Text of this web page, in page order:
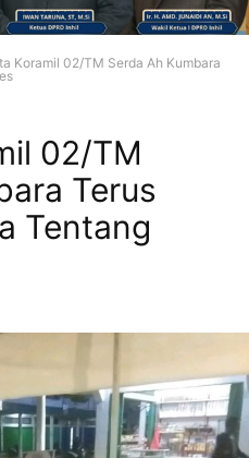
Koramil 02/TM Serda Ah Kumbara
02/TM
Terus
Tentang